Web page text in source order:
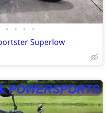
• • • •
Superlow